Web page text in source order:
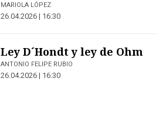
MARIOLA LÓPEZ
26.04.2026 | 16:30
Ley D´Hondt y ley de Ohm
ANTONIO FELIPE RUBIO
26.04.2026 | 16:30